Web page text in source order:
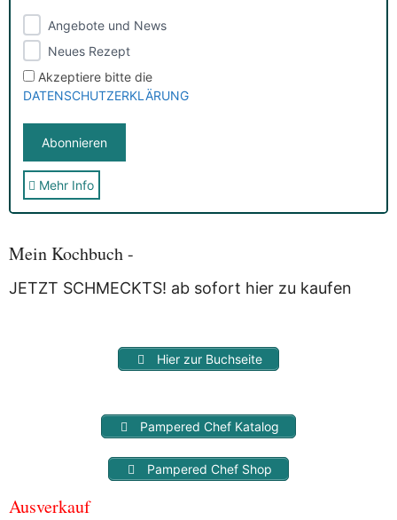
Angebote und News
Neues Rezept
Akzeptiere bitte die
DATENSCHUTZERKLÄRUNG
Sie erhalten nach der Anmeldung eine E-Mail, in der Sie um
Speicherung und Verarbeitung Deiner Daten durch
Myfoodstory einverstanden. Deine Daten werden
Dritte weitergegeben und dienen nur für diesen Service!
Mehr Info
Mein Kochbuch -
JETZT SCHMECKTS! ab sofort hier zu kaufen
Hier zur Buchseite
Pampered Chef Katalog
Pampered Chef Shop
Ausverkauf